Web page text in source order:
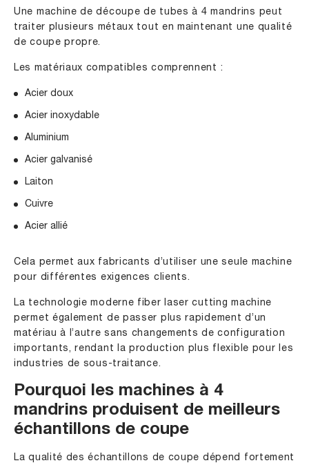
Une machine de découpe de tubes à 4 mandrins peut
traiter plusieurs métaux tout en maintenant une qualité
de coupe propre.
Les matériaux compatibles comprennent :
Acier doux
Acier inoxydable
Aluminium
Acier galvanisé
Laiton
Cuivre
Acier allié
Cela permet aux fabricants d’utiliser une seule machine
pour différentes exigences clients.
La technologie moderne fiber laser cutting machine
permet également de passer plus rapidement d’un
matériau à l’autre sans changements de configuration
importants, rendant la production plus flexible pour les
industries de sous-traitance.
Pourquoi les machines à 4
mandrins produisent de meilleurs
échantillons de coupe
La qualité des échantillons de coupe dépend fortement